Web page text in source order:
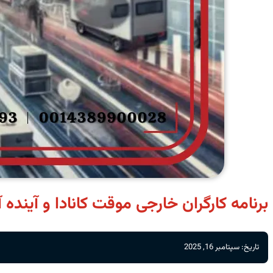
برنامه کارگران خارجی موقت کانادا و
تاریخ: سپتامبر 16, 2025